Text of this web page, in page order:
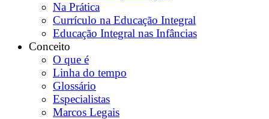
Na Prática
Currículo na Educação Integral
Educação Integral nas Infâncias
Conceito
O que é
Linha do tempo
Glossário
Especialistas
Marcos Legais